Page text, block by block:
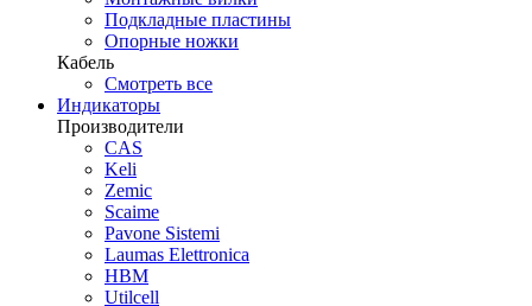
Подкладные пластины
Опорные ножки
Кабель
Смотреть все
Индикаторы
Производители
CAS
Keli
Zemic
Scaime
Pavone Sistemi
Laumas Elettronica
HBM
Utilcell